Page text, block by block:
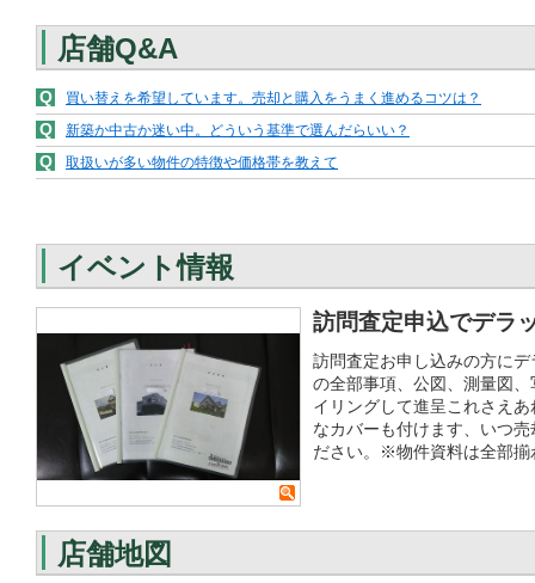
店舗Q&A
Q 買い替えを希望しています。売却と購入をうまく進めるコツは？
Q 新築か中古か迷い中。どういう基準で選んだらいい？
Q 取扱いが多い物件の特徴や価格帯を教えて
イベント情報
訪問査定申込でデラ
訪問査定お申し込みの方に
の全部事項、公図、測量図
イリングして進呈これさえ
なカバーも付けます、いつ
ださい。※物件資料は全部揃
店舗地図